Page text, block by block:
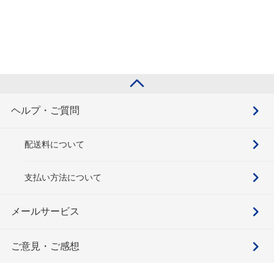
ヘルプ・ご質問
配送料について
支払い方法について
メールサービス
ご意見・ご感想